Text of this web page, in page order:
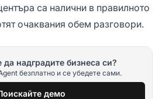
са налични в правилното
очаквания обем разговори.
да надградите бизнеса си?
безплатно и се убедете сами.
демо